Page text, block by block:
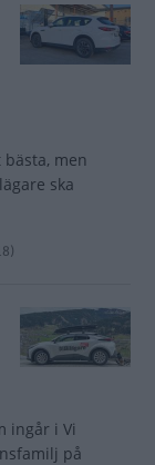
men
ska
ingår i Vi
på